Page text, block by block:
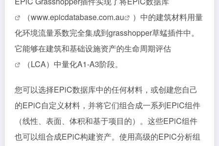
（www.epicdatabase.com.au
）中的建筑材料用量
化环境流量系数完全集成到grasshopper草蜢插件中。
它能够在建筑和基础设施资产的生命周期评估
（LCA）中量化A1-A3阶段。
您可以选择EPiC数据库中的任何材料，或创建您自己
的EPiC自定义材料，并将它们组合成一系列EPiC组件
（线性、表面、体积和基于项目的）。这些EPiC组件
也可以组合成EPiC构建资产。使用高级的EPiC分析组